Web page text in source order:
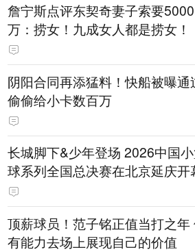
詹宁斯点评东契奇妻子索要5000
万：捞女！九成女人都是捞女！
阴阳合同再添猛料！快船被曝
偷偷给小卡数百万
长城脚下&少年登场 2026中国
球系列全国总决赛在北京延庆开
顶薪球员！范子铭正值当打之年
有能力去场上展现自己的价值